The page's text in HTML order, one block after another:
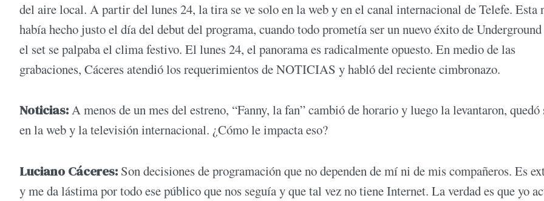
del aire local. A partir del lunes 24, la tira se ve solo en la web y en el canal internacional de Telefe. Esta
había hecho justo el día del debut del programa, cuando todo prometía ser un nuevo éxito de
el set se palpaba el clima festivo. El lunes 24, el panorama es radicalmente opuesto. En medio de las
grabaciones, Cáceres atendió los requerimientos de NOTICIAS y habló del reciente cimbronazo.
Noticias:A menos de un mes del estreno, “Fanny, la fan” cambió de horario y luego la levantaron, quedó
en la web y la televisión internacional. ¿Cómo le impacta eso?
Luciano Cáceres: Son decisiones de programación que no dependen de mí ni de mis compañeros. Es
y me da lástima por todo ese público que nos seguía y que tal vez no tiene Internet. La verdad es que yo